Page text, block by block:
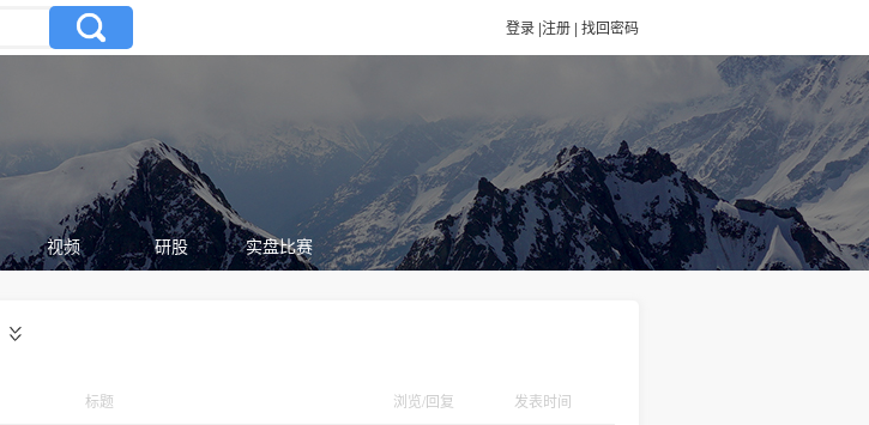
登录 |注册 | 找回密码
视频 研股 实盘比赛
标题 浏览/回复 发表时间